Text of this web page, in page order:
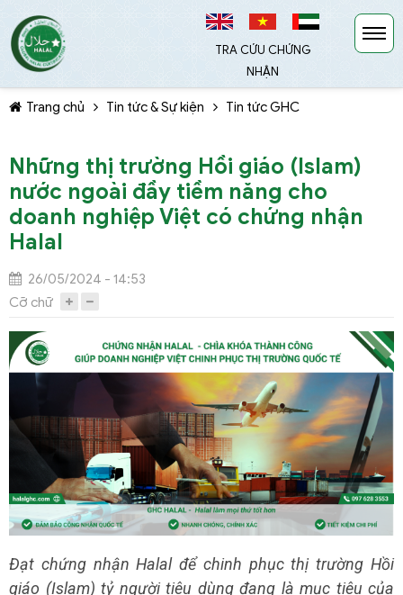
TRA CỨU CHỨNG
NHẬN
TIẾP TỤC MUA HÀNG
Trang chủ Tin tức & Sự kiện Tin tức GHC
Những thị trường Hồi giáo (Islam)
nước ngoài đầy tiềm năng cho
doanh nghiệp Việt có chứng nhận
Halal
26/05/2024 - 14:53
Cỡ chữ
Đạt chứng nhận Halal để chinh phục thị trường Hồi
giáo (Islam) tỷ người tiêu dùng đang là mục tiêu của